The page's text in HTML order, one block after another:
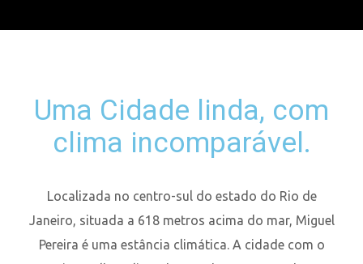
Uma Cidade linda, com
clima incomparável.
Localizada no centro-sul do estado do Rio de
Janeiro, situada a 618 metros acima do mar, Miguel
Pereira é uma estância climática. A cidade com o